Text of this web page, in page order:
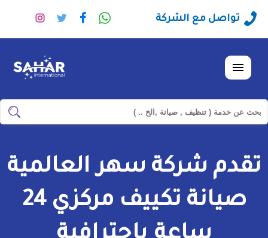
تواصل مع الشركة
راسلنا تابعنا تابعنا
القائمة
ابحث
سهر
تقدم شركة سهر العالمية
صيانة تكييف مركزي 24